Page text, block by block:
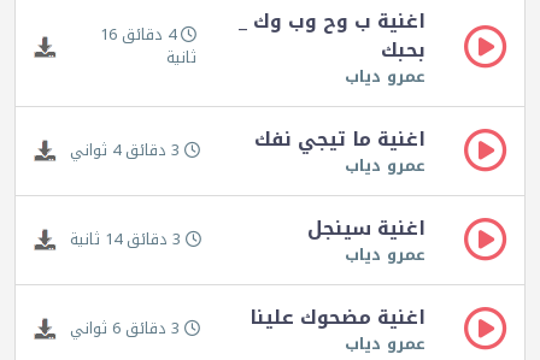
اغنية ب وح وب وك _
بحبك
عمرو دياب
4 دقائق 16
ثانية
اغنية ما تيجي نفك
عمرو دياب 3 دقائق 4 ثواني
اغنية سينجل
عمرو دياب 3 دقائق 14 ثانية
اغنية مضحوك علينا
عمرو دياب 3 دقائق 6 ثواني